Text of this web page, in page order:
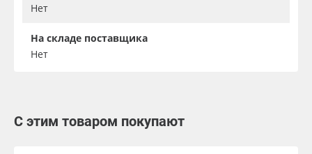
Нет
На складе поставщика
Нет
С этим товаром покупают